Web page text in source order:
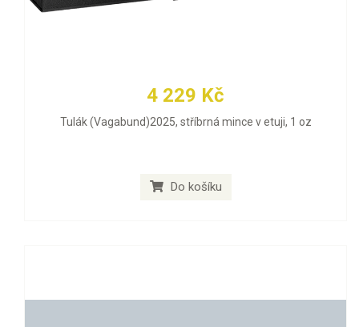
4 229 Kč
Tulák (Vagabund)2025, stříbrná mince v etuji, 1 oz
Do košíku